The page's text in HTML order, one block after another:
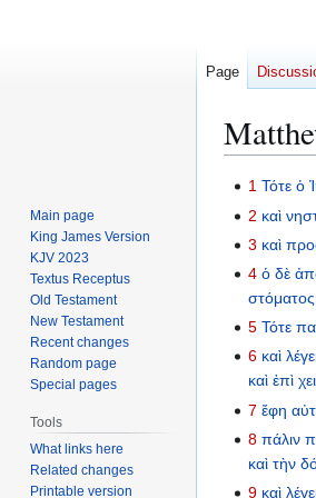
Jump
Jump1 Τότε ὁ
2 καὶ
3 καὶ
4 ὁ δὲ
στόματος
5 Τότε
6 καὶ
καὶ ἐπὶ
7 ἔφη
8 πάλιν
καὶ τὴν
9 καὶ
Page
Main page
King James Version
KJV 2023
Textus Receptus
Old Testament
New Testament
Recent changes
Random page
Special pages
Tools
What links here
Related changes
Printable version